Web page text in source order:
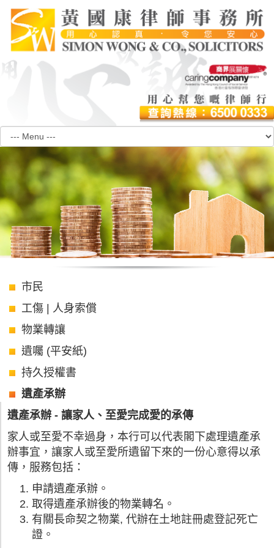
市民
工傷 | 人身索償
物業轉讓
遺囑 (平安紙)
持久授權書
遺產承辦
遺產承辦 - 讓家人、至愛完成愛的承傳
家人或至愛不幸過身，本行可以代表閣下處理遺產承
辦事宜，讓家人或至愛所遺留下來的一份心意得以承
傳，服務包括：
申請遺產承辦。
取得遺產承辦後的物業轉名。
有關長命契之物業, 代辦在土地註冊處登記死亡
證。